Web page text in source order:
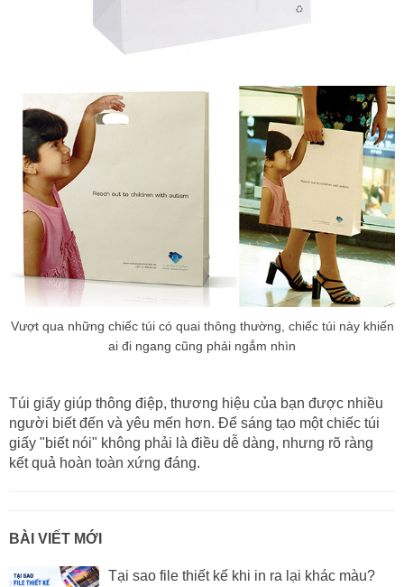
Vượt qua những chiếc túi có quai thông thường, chiếc túi này khiến
ai đi ngang cũng phải ngắm nhìn
Túi giấy giúp thông điệp, thương hiệu của bạn được nhiều
người biết đến và yêu mến hơn. Để sáng tạo một chiếc túi
giấy "biết nói" không phải là điều dễ dàng, nhưng rõ ràng
kết quả hoàn toàn xứng đáng.
BÀI VIẾT MỚI
Tại sao file thiết kế khi in ra lại khác màu?